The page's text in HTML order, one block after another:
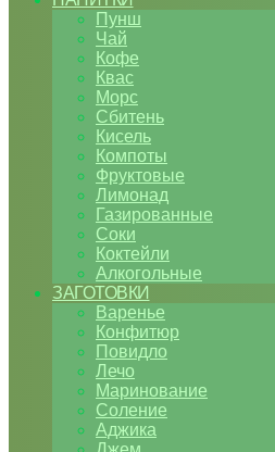
Пунш
Чай
Кофе
Квас
Морс
Сбитень
Кисель
Компоты
Фруктовые
Лимонад
Газированные
Соки
Коктейли
Алкогольные
ЗАГОТОВКИ
Варенье
Конфитюр
Повидло
Лечо
Маринование
Соление
Аджика